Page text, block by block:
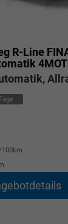
R-Line
100km